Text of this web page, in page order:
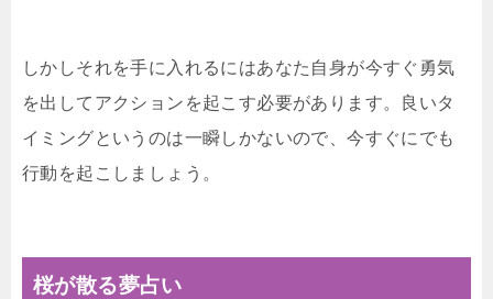
しかしそれを手に入れるにはあなた自身が今すぐ勇気
を出してアクションを起こす必要があります。良いタ
イミングというのは一瞬しかないので、今すぐにでも
行動を起こしましょう。
桜が散る夢占い